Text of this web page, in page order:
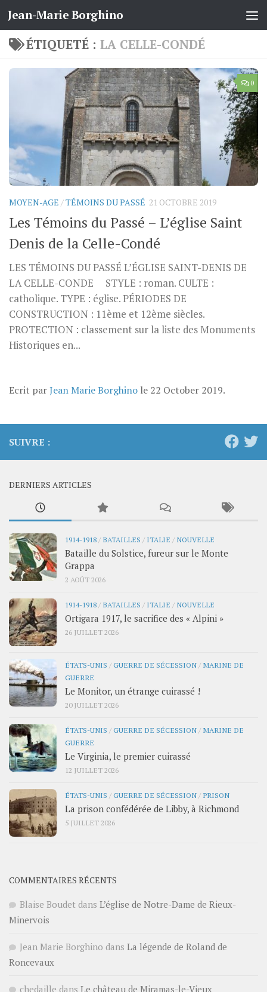
Skip to content
Jean-Marie Borghino
ÉTIQUETÉ : LA CELLE-CONDÉ
0
MOYEN-AGE /TÉMOINS DU PASSÉ 21 OCTOBRE 2019
Les Témoins du Passé – L’église Saint
Denis de la Celle-Condé
LES TÉMOINS DU PASSÉ L’ÉGLISE SAINT-DENIS DE
LA CELLE-CONDE STYLE : roman. CULTE :
catholique. TYPE : église. PÉRIODES DE
CONSTRUCTION : 11ème et 12ème siècles.
PROTECTION : classement sur la liste des Monuments
Historiques en...
Ecrit parJean Marie Borghino le 22 October 2019.
SUIVRE :
DERNIERS ARTICLES
1914-1918 / BATAILLES / ITALIE / NOUVELLE
Bataille du Solstice, fureur sur le Monte
Grappa
2 AOÛT 2026
1914-1918 / BATAILLES / ITALIE / NOUVELLE
Ortigara 1917, le sacrifice des « Alpini »
26 JUILLET 2026
ÉTATS-UNIS /GUERRE DE SÉCESSION / MARINE DE
GUERRE
Le Monitor, un étrange cuirassé !
20 JUILLET 2026
ÉTATS-UNIS /GUERRE DE SÉCESSION / MARINE DE
GUERRE
Le Virginia, le premier cuirassé
12 JUILLET 2026
ÉTATS-UNIS /GUERRE DE SÉCESSION / PRISON
La prison confédérée de Libby, à Richmond
5 JUILLET 2026
COMMENTAIRES RÉCENTS
Blaise Boudet dans L’église de Notre-Dame de Rieux-
Minervois
Jean Marie Borghino dans La légende de Roland de
Roncevaux
chedaille dans Le château de Miramas-le-Vieux